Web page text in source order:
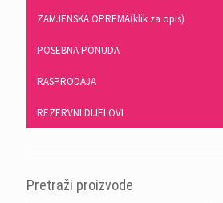
ZAMJENSKA OPREMA(klik za opis)
POSEBNA PONUDA
RASPRODAJA
REZERVNI DIJELOVI
Pretraži proizvode